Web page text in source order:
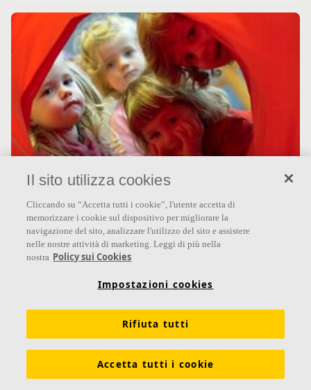
acustico nelle scuole materne
Le scuole materne svedesi sono state a lungo associate a un
noto a livello internazionale come Educare.
Il sito utilizza cookies
Cliccando su “Accetta tutti i cookie”, l'utente accetta di
memorizzare i cookie sul dispositivo per migliorare la
navigazione del sito, analizzare l'utilizzo del sito e assistere
nelle nostre attività di marketing. Leggi di più nella
nostra Policy sui Cookies
Impostazioni cookies
Rifiuta tutti
Accetta tutti i cookie